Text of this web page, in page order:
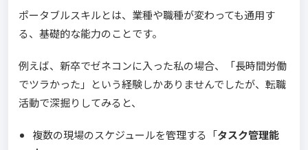
ポータブルスキルとは、業種や職種が変わっても通用す
る、基礎的な能力のことです。
例えば、新卒でゼネコンに入った私の場合、「長時間労働
でツラかった」という経験しかありませんでしたが、転職
活動で深掘りしてみると、
複数の現場のスケジュールを管理する「タスク管理能